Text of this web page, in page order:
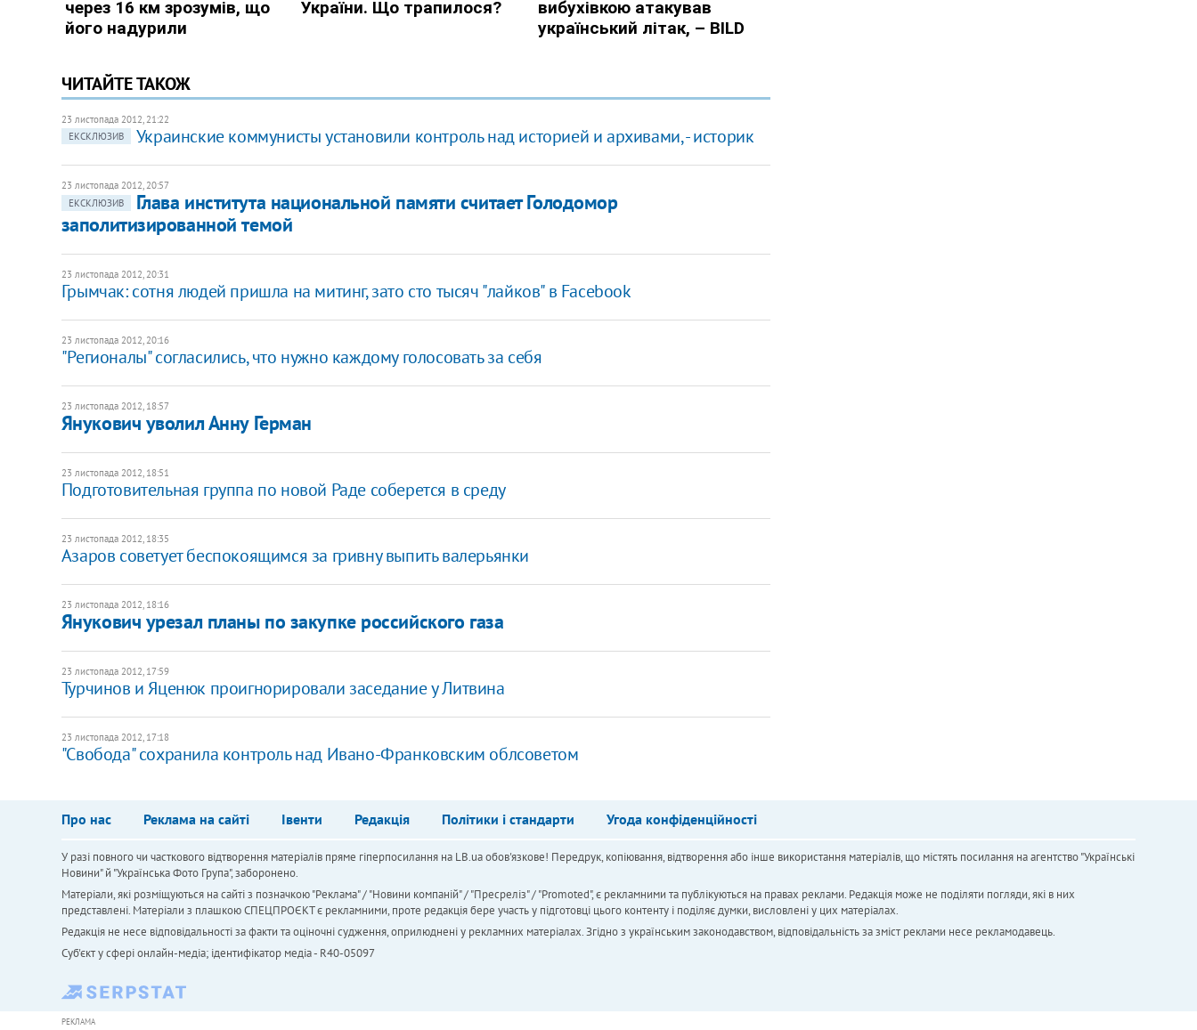
ЧИТАЙТЕ ТАКОЖ
23 листопада 2012, 21:22
ЕКСКЛЮЗИВ
Украинские коммунисты установили контроль над историей и архивами, - историк
23 листопада 2012, 20:57
ЕКСКЛЮЗИВ
Глава института национальной памяти считает Голодомор
заполитизированной темой
23 листопада 2012, 20:31
Грымчак: сотня людей пришла на митинг, зато сто тысяч "лайков" в Facebook
23 листопада 2012, 20:16
"Регионалы" согласились, что нужно каждому голосовать за себя
23 листопада 2012, 18:57
Янукович уволил Анну Герман
23 листопада 2012, 18:51
Подготовительная группа по новой Раде соберется в среду
23 листопада 2012, 18:35
Азаров советует беспокоящимся за гривну выпить валерьянки
23 листопада 2012, 18:16
Янукович урезал планы по закупке российского газа
23 листопада 2012, 17:59
Турчинов и Яценюк проигнорировали заседание у Литвина
23 листопада 2012, 17:18
"Свобода" сохранила контроль над Ивано-Франковским облсоветом
Про нас Реклама на сайті Івенти Редакція Політики і стандарти Угода конфіденційності
У разі повного чи часткового відтворення матеріалів пряме гіперпосилання на LB.ua обов'язкове! Передрук, копіювання, відтворення або інше використання матеріалів, що містять посилання на агентство "Українськi
Новини" й "Українська Фото Група", заборонено.
Матеріали, які розміщуються на сайті з позначкою "Реклама" / "Новини компаній" / "Пресреліз" / "Promoted", є рекламними та публікуються на правах реклами. Редакція може не поділяти погляди, які в них
представлені. Матеріали з плашкою СПЕЦПРОЄКТ є рекламними, проте редакція бере участь у підготовці цього контенту і поділяє думки, висловлені у цих матеріалах.
Редакція не несе відповідальності за факти та оціночні судження, оприлюднені у рекламних матеріалах. Згідно з українським законодавством, відповідальність за зміст реклами несе рекламодавець.
Cуб'єкт у сфері онлайн-медіа; ідентифікатор медіа - R40-05097
РЕКЛАМА